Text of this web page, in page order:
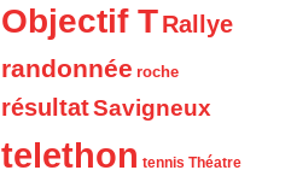
Objectif TRallye
randonnée roche
résultatSavigneux
telethon tennis Théatre